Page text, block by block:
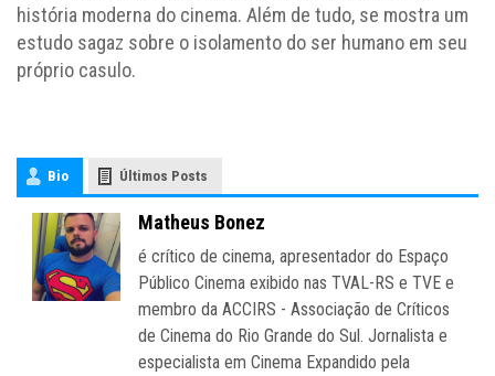
história moderna do cinema. Além de tudo, se mostra um
estudo sagaz sobre o isolamento do ser humano em seu
próprio casulo.
Bio Últimos Posts
Matheus Bonez
é crítico de cinema, apresentador do Espaço
Público Cinema exibido nas TVAL-RS e TVE e
membro da ACCIRS - Associação de Críticos
de Cinema do Rio Grande do Sul. Jornalista e
especialista em Cinema Expandido pela